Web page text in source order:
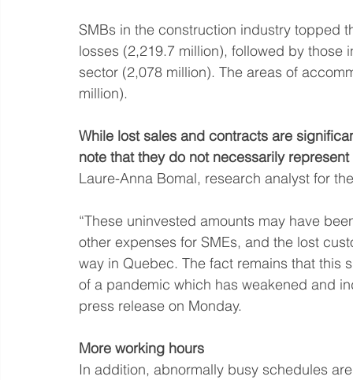
SMBs in the construction industry topped
losses (2,219.7 million), followed by
sector (2,078 million). The areas of
million).
While lost sales and contracts are
note that they do not necessarily
Laure-Anna Bomal, research analyst for
“These uninvested amounts may have
other expenses for SMEs, and the lost
way in Quebec. The fact remains that this
of a pandemic which has weakened and
press release on Monday.
More working hours
In addition, abnormally busy schedules